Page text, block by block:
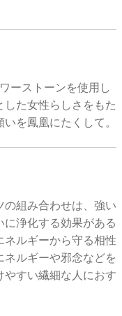
ーストーンを使用し
した女性らしさをもた
を鳳凰にたくして。
組み合わせは、強い
浄化する効果がある
ネルギーから守る相性
ルギーや邪念などを
すい繊細な人におす